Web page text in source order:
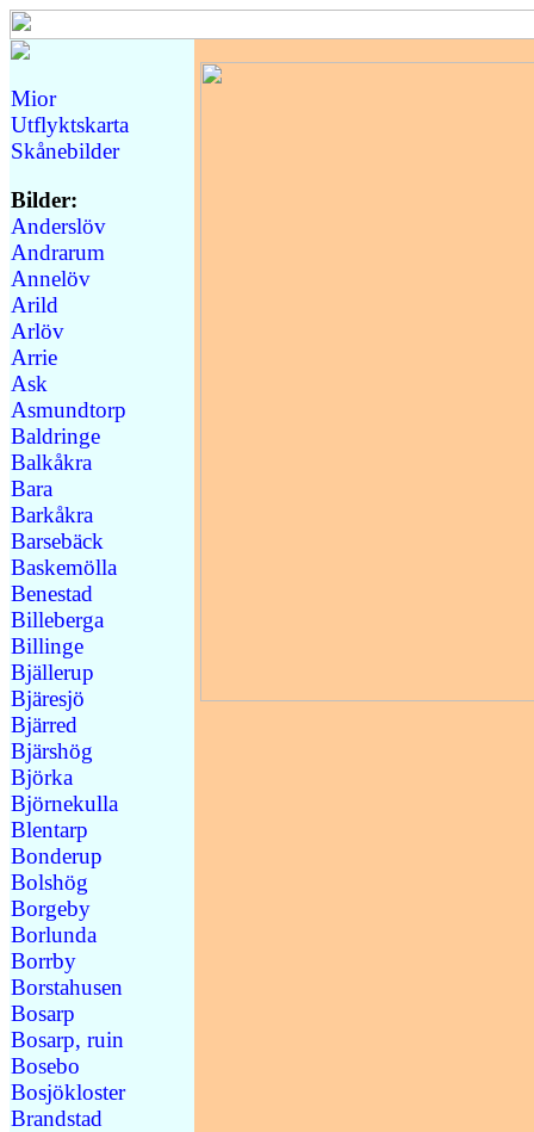
Mior
Utflyktskarta
Skånebilder
Bilder:
Anderslöv
Andrarum
Annelöv
Arild
Arlöv
Arrie
Ask
Asmundtorp
Baldringe
Balkåkra
Bara
Barkåkra
Barsebäck
Baskemölla
Benestad
Billeberga
Billinge
Bjällerup
Bjäresjö
Bjärred
Bjärshög
Björka
Björnekulla
Blentarp
Bonderup
Bolshög
Borgeby
Borlunda
Borrby
Borstahusen
Bosarp
Bosarp, ruin
Bosebo
Bosjökloster
Brandstad